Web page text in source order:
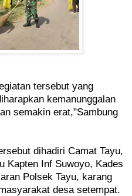
tersebut yang
kemanunggalan
semakin erat,"Sambung
dihadiri Camat Tayu,
Kapten Inf Suwoyo, Kades
Polsek Tayu, karang
desa setempat.